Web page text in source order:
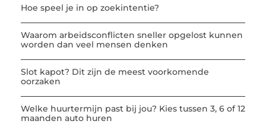
Hoe speel je in op zoekintentie?
Waarom arbeidsconflicten sneller opgelost kunnen
worden dan veel mensen denken
Slot kapot? Dit zijn de meest voorkomende
oorzaken
Welke huurtermijn past bij jou? Kies tussen 3, 6 of 12
maanden auto huren